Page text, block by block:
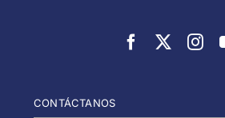
CONTÁCTANOS